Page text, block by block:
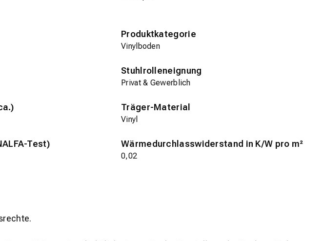
Produktkategorie
Vinylboden
Stuhlrolleneignung
Privat & Gewerblich
Träger-Material
Vinyl
Test) Wärmedurchlasswiderstand in K/W pro m²
0,02